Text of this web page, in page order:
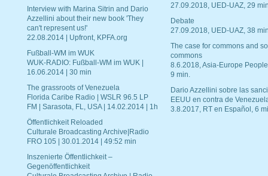
Interview with Marina Sitrin and Dario
Azzellini about their new book 'They
can't represent us!'
22.08.2014 | Upfront, KPFA.org
Fußball-WM im WUK
WUK-RADIO: Fußball-WM im WUK |
16.06.2014 | 30 min
The grassroots of Venezuela
Florida Caribe Radio | WSLR 96.5 LP
FM | Sarasota, FL, USA | 14.02.2014 | 1h
Öffentlichkeit Reloaded
Culturale Broadcasting Archive|Radio
FRO 105 | 30.01.2014 | 49:52 min
Inszenierte Öffentlichkeit –
Gegenöffentlichkeit
27.09.2018, UED-UAZ, 29
Debate
27.09.2018, UED-UAZ, 38
The case for commons and
commons
8.6.2018, Asia-Europe
9 min.
Dario Azzellini sobre las
EEUU en contra de
3.8.2017, RT en Español, 6